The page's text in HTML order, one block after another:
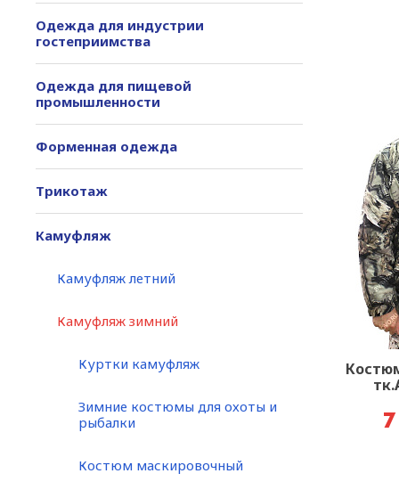
Одежда для индустрии
гостеприимства
Одежда для пищевой
промышленности
Форменная одежда
Трикотаж
Камуфляж
Камуфляж летний
Камуфляж зимний
Куртки камуфляж
Зимние костюмы для охоты и
рыбалки
Костюм маскировочный